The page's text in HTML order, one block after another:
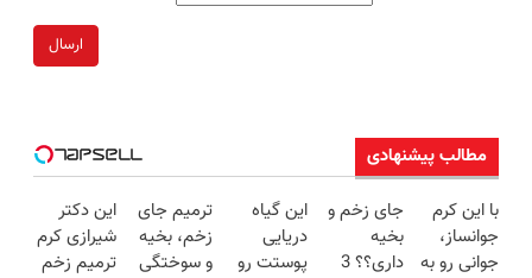
ارسال
مطالب پیشنهادی
با این کرم
جوانساز،
جوانی رو به
جای زخم و
بخیه
داری؟؟ 3
این گیاه
دریایی
پوستت رو
ترمیم جای
زخم، بخیه
و سوختگی
این دکتر
شیرازی کرم
ترمیم زخم